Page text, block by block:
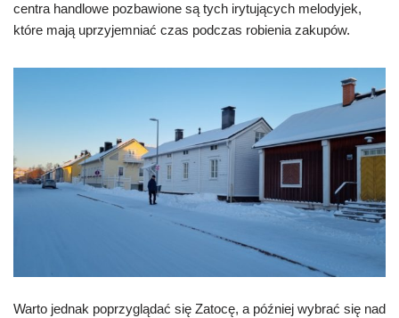
centra handlowe pozbawione są tych irytujących melodyjek,
które mają uprzyjemniać czas podczas robienia zakupów.
Warto jednak poprzyglądać się Zatocę, a później wybrać się nad